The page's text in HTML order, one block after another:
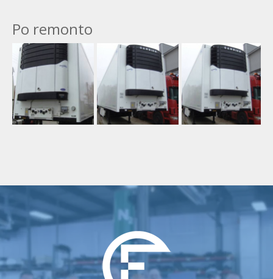
Po remonto